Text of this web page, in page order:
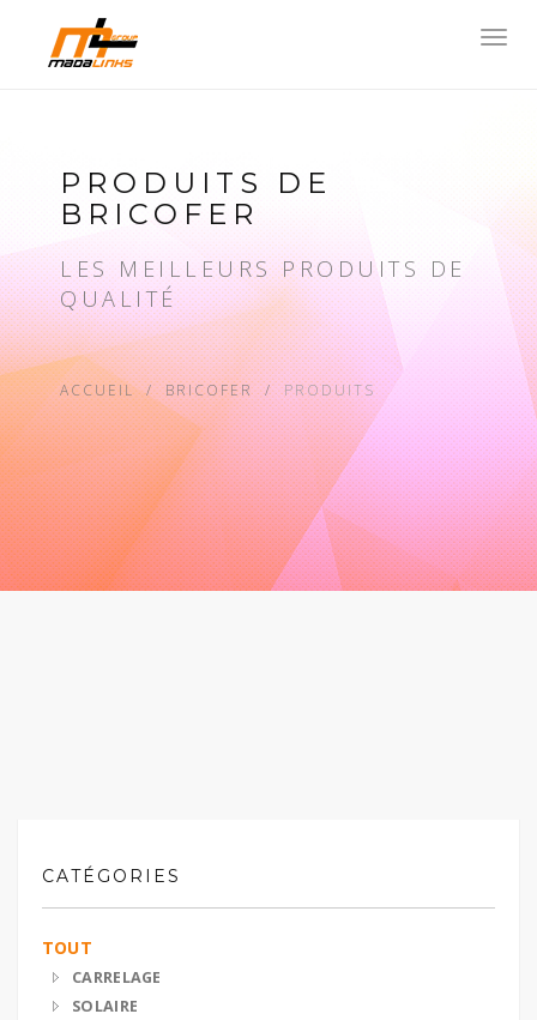
PRODUITS DE
BRICOFER
LES MEILLEURS PRODUITS DE
QUALITÉ
ACCUEIL BRICOFER PRODUITS
CATÉGORIES
TOUT
CARRELAGE
SOLAIRE